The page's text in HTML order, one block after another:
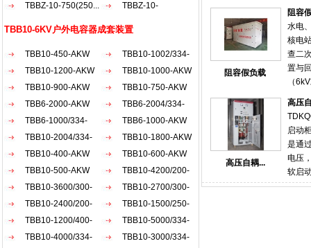
TBBZ-10-750(250...
TBBZ-10-
1800（30...
TBB10-6KV户外电容器成套装置
TBB10-450-AKW
TBB10-1002/334-
AKW
TBB10-1200-AKW
TBB10-1000-AKW
TBB10-900-AKW
TBB10-750-AKW
TBB6-2000-AKW
TBB6-2004/334-
AKW
TBB6-1000/334-
AKW
TBB6-1000-AKW
TBB10-2004/334-
AKW
TBB10-1800-AKW
TBB10-400-AKW
TBB10-600-AKW
TBB10-500-AKW
TBB10-4200/200-
AKW
TBB10-3600/300-
AKW
TBB10-2700/300-
AKW
TBB10-2400/200-
AKW
TBB10-1500/250-
AKW
TBB10-1200/400-
AKW
TBB10-5000/334-
AKW
TBB10-4000/334-
TBB10-3000/334-
好等
于国
平江
术人
随着
式受
来重
电，
段 。
的单
力保
础。
调式
一次
阻容假负载
阻容
水电
核电
查二
置与
（
容器
压备
性。
护可
比普
备的
电厂
高压自耦...
高压
启动
是通
电压
软启
空环